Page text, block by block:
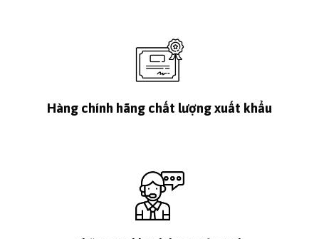
Hàng chính hãng chất lượng xuất khẩu